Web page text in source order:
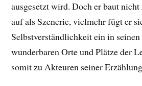
ausgesetzt wird. Doch er baut
auf als Szenerie, vielmehr fügt er
Selbstverständlichkeit ein in
wunderbaren Orte und Plätze der
somit zu Akteuren seiner